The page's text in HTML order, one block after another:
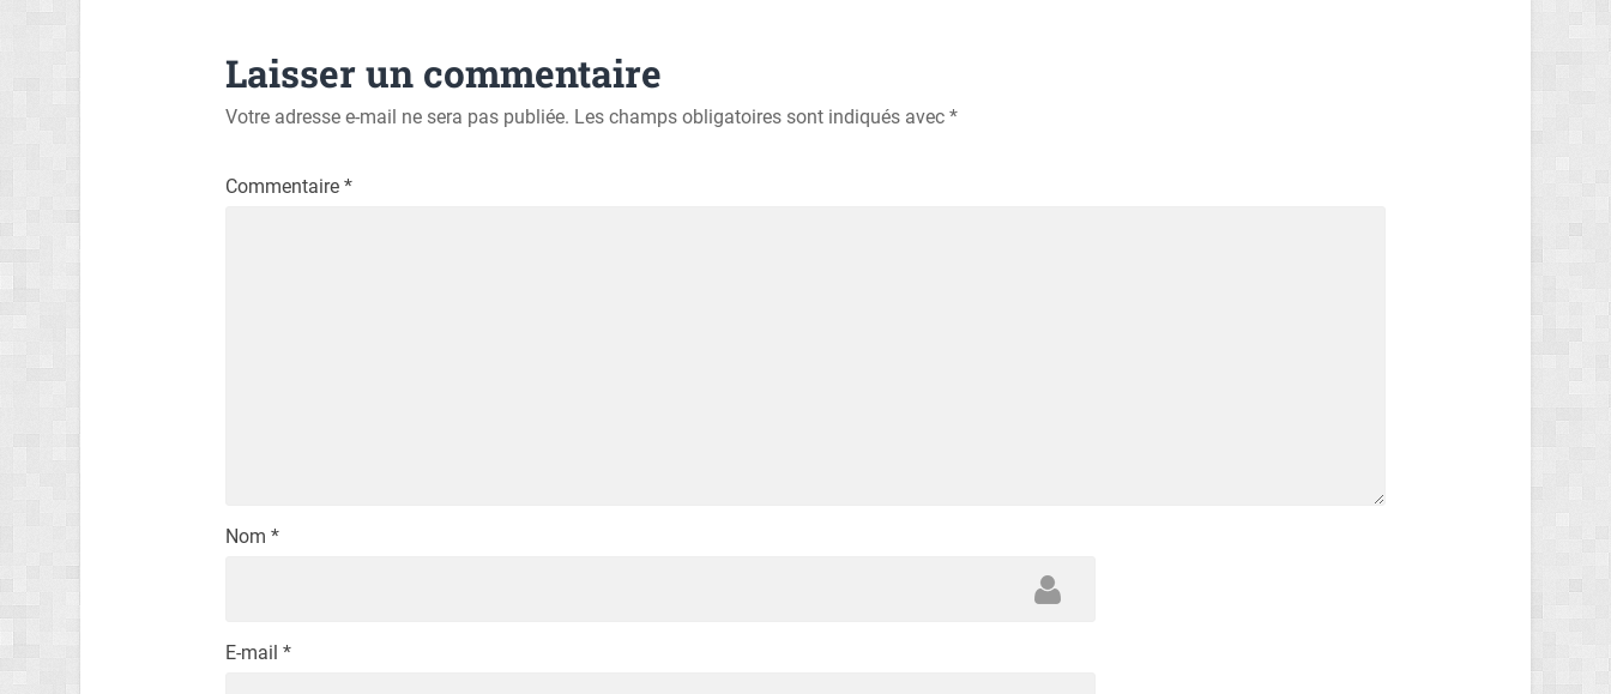
Laisser un commentaire
Votre adresse e-mail ne sera pas publiée. Les champs obligatoires sont indiqués avec*
Commentaire*
Nom*
E-mail*